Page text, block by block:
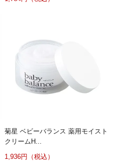
菊星 ベビーバランス 薬用モイスト
クリームH...
1,936円（税込）